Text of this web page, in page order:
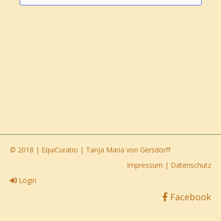
© 2018 | EquiCuratio | Tanja Maria von Gersdorff
Datenschutz
|
Impressum
Login
Facebook